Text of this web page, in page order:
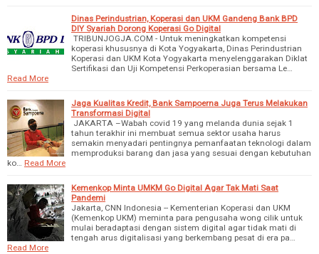
Dinas Perindustrian, Koperasi dan UKM Gandeng Bank BPD
DIY Syariah Dorong Koperasi Go Digital
TRIBUNJOGJA.COM - Untuk meningkatkan kompetensi
koperasi khususnya di Kota Yogyakarta, Dinas Perindustrian
Koperasi dan UKM Kota Yogyakarta menyelenggarakan Diklat
Sertifikasi dan Uji Kompetensi Perkoperasian bersama Le…
Read More
Jaga Kualitas Kredit, Bank Sampoerna Juga Terus Melakukan
Transformasi Digital
JAKARTA –Wabah covid 19 yang melanda dunia sejak 1
tahun terakhir ini membuat semua sektor usaha harus
semakin menyadari pentingnya pemanfaatan teknologi dalam
memproduksi barang dan jasa yang sesuai dengan kebutuhan
ko… Read More
Kemenkop Minta UMKM Go Digital Agar Tak Mati Saat
Pandemi
Jakarta, CNN Indonesia -- Kementerian Koperasi dan UKM
(Kemenkop UKM) meminta para pengusaha wong cilik untuk
mulai beradaptasi dengan sistem digital agar tidak mati di
tengah arus digitalisasi yang berkembang pesat di era pa…
Read More